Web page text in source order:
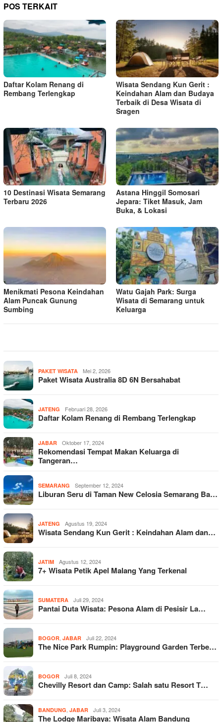
POS TERKAIT
Daftar Kolam Renang di
Rembang Terlengkap
Wisata Sendang Kun Gerit :
Keindahan Alam dan Budaya
Terbaik di Desa Wisata di
Sragen
10 Destinasi Wisata Semarang
Terbaru 2026
Astana Hinggil Somosari
Jepara: Tiket Masuk, Jam
Buka, & Lokasi
Menikmati Pesona Keindahan
Alam Puncak Gunung
Sumbing
Watu Gajah Park: Surga
Wisata di Semarang untuk
Keluarga
PAKET WISATA Mei 2, 2026
Paket Wisata Australia 8D 6N Bersahabat
JATENG Februari 28, 2026
Daftar Kolam Renang di Rembang Terlengkap
JABAR Oktober 17, 2024
Rekomendasi Tempat Makan Keluarga di
Tangeran…
SEMARANG September 12, 2024
Liburan Seru di Taman New Celosia Semarang Ba…
JATENG Agustus 19, 2024
Wisata Sendang Kun Gerit : Keindahan Alam dan…
JATIM Agustus 12, 2024
7+ Wisata Petik Apel Malang Yang Terkenal
SUMATERA Juli 29, 2024
Pantai Duta Wisata: Pesona Alam di Pesisir La…
BOGOR JABAR Juli 22, 2024
The Nice Park Rumpin: Playground Garden Terbe…
BOGOR Juli 8, 2024
Chevilly Resort dan Camp: Salah satu Resort T…
BANDUNG JABAR Juli 3, 2024
The Lodge Maribaya: Wisata Alam Bandung